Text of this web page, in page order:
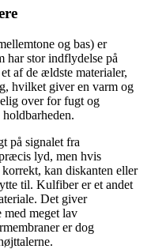
og bas) er
har stor indflydelse på
af de ældste materialer,
hvilket giver en varm og
over for fugt og
på signalet fra
lyd, men hvis
kan diskanten eller
til. Kulfiber er et andet
Det giver
med meget lav
er dog